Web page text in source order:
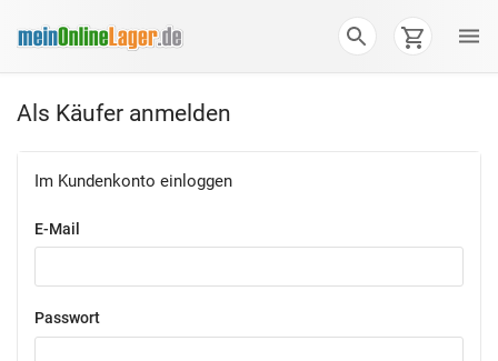
Als Käufer anmelden
Im Kundenkonto einloggen
E-Mail
Passwort